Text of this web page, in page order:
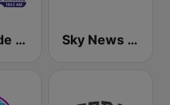
La Voz de Carabobo Sky News Radio